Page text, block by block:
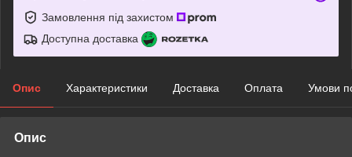
Замовлення під захистом
Доступна доставка
Опис Характеристики Доставка Оплата Умови
Опис